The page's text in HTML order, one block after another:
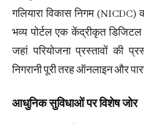
गलियारा विकास निगम (NICDC)
भव्य पोर्टल एक केंद्रीकृत
जहां परियोजना प्रस्तावों की
निगरानी पूरी तरह ऑनलाइन और
आधुनिक सुविधाओं पर विशेष जोर